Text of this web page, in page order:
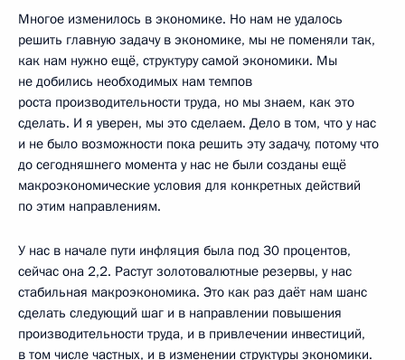
Многое изменилось в экономике. Но нам не удалось
решить главную задачу в экономике, мы не поменяли так,
как нам нужно ещё, структуру самой экономики. Мы
не добились необходимых нам темпов
роста производительности труда, но мы знаем, как это
сделать. И я уверен, мы это сделаем. Дело в том, что у нас
и не было возможности пока решить эту задачу, потому что
до сегодняшнего момента у нас не были созданы ещё
макроэкономические условия для конкретных действий
по этим направлениям.
У нас в начале пути инфляция была под 30 процентов,
сейчас она 2,2. Растут золотовалютные резервы, у нас
стабильная макроэкономика. Это как раз даёт нам шанс
сделать следующий шаг и в направлении повышения
производительности труда, и в привлечении инвестиций,
в том числе частных, и в изменении структуры экономики.